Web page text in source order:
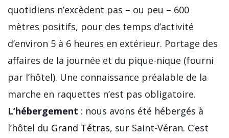
quotidiens n’excèdent pas – ou peu – 600
mètres positifs, pour des temps d’activité
d’environ 5 à 6 heures en extérieur. Portage des
affaires de la journée et du pique-nique (fourni
par l’hôtel). Une connaissance préalable de la
marche en raquettes n’est pas obligatoire.
L’hébergement : nous avons été hébergés à
l’hôtel du Grand Tétras, sur Saint-Véran. C’est